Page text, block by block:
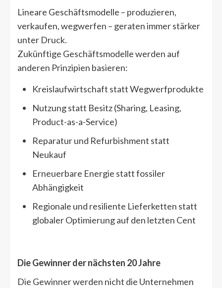
Lineare Geschäftsmodelle – produzieren,
verkaufen, wegwerfen – geraten immer stärker
unter Druck.
Zukünftige Geschäftsmodelle werden auf
anderen Prinzipien basieren:
Kreislaufwirtschaft statt Wegwerfprodukte
Nutzung statt Besitz (Sharing, Leasing,
Product-as-a-Service)
Reparatur und Refurbishment statt
Neukauf
Erneuerbare Energie statt fossiler
Abhängigkeit
Regionale und resiliente Lieferketten statt
globaler Optimierung auf den letzten Cent
Die Gewinner der nächsten 20 Jahre
Die Gewinner werden nicht die Unternehmen